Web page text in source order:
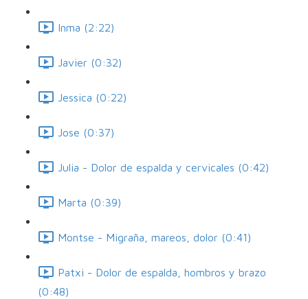
Inma (2:22)
Javier (0:32)
Jessica (0:22)
Jose (0:37)
Julia - Dolor de espalda y cervicales (0:42)
Marta (0:39)
Montse - Migraña, mareos, dolor (0:41)
Patxi - Dolor de espalda, hombros y brazo
(0:48)